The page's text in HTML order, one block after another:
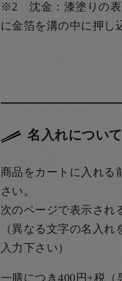
※2 沈金：漆塗りの表
に金箔を溝の中に押し
名入れについて
商品をカートに入れる
さい。
次のページで表示され
（異なる文字の名入
入力下さい）
一膳につき400円+税（